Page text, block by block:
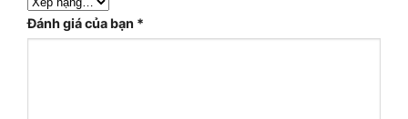
Đánh giá của bạn *